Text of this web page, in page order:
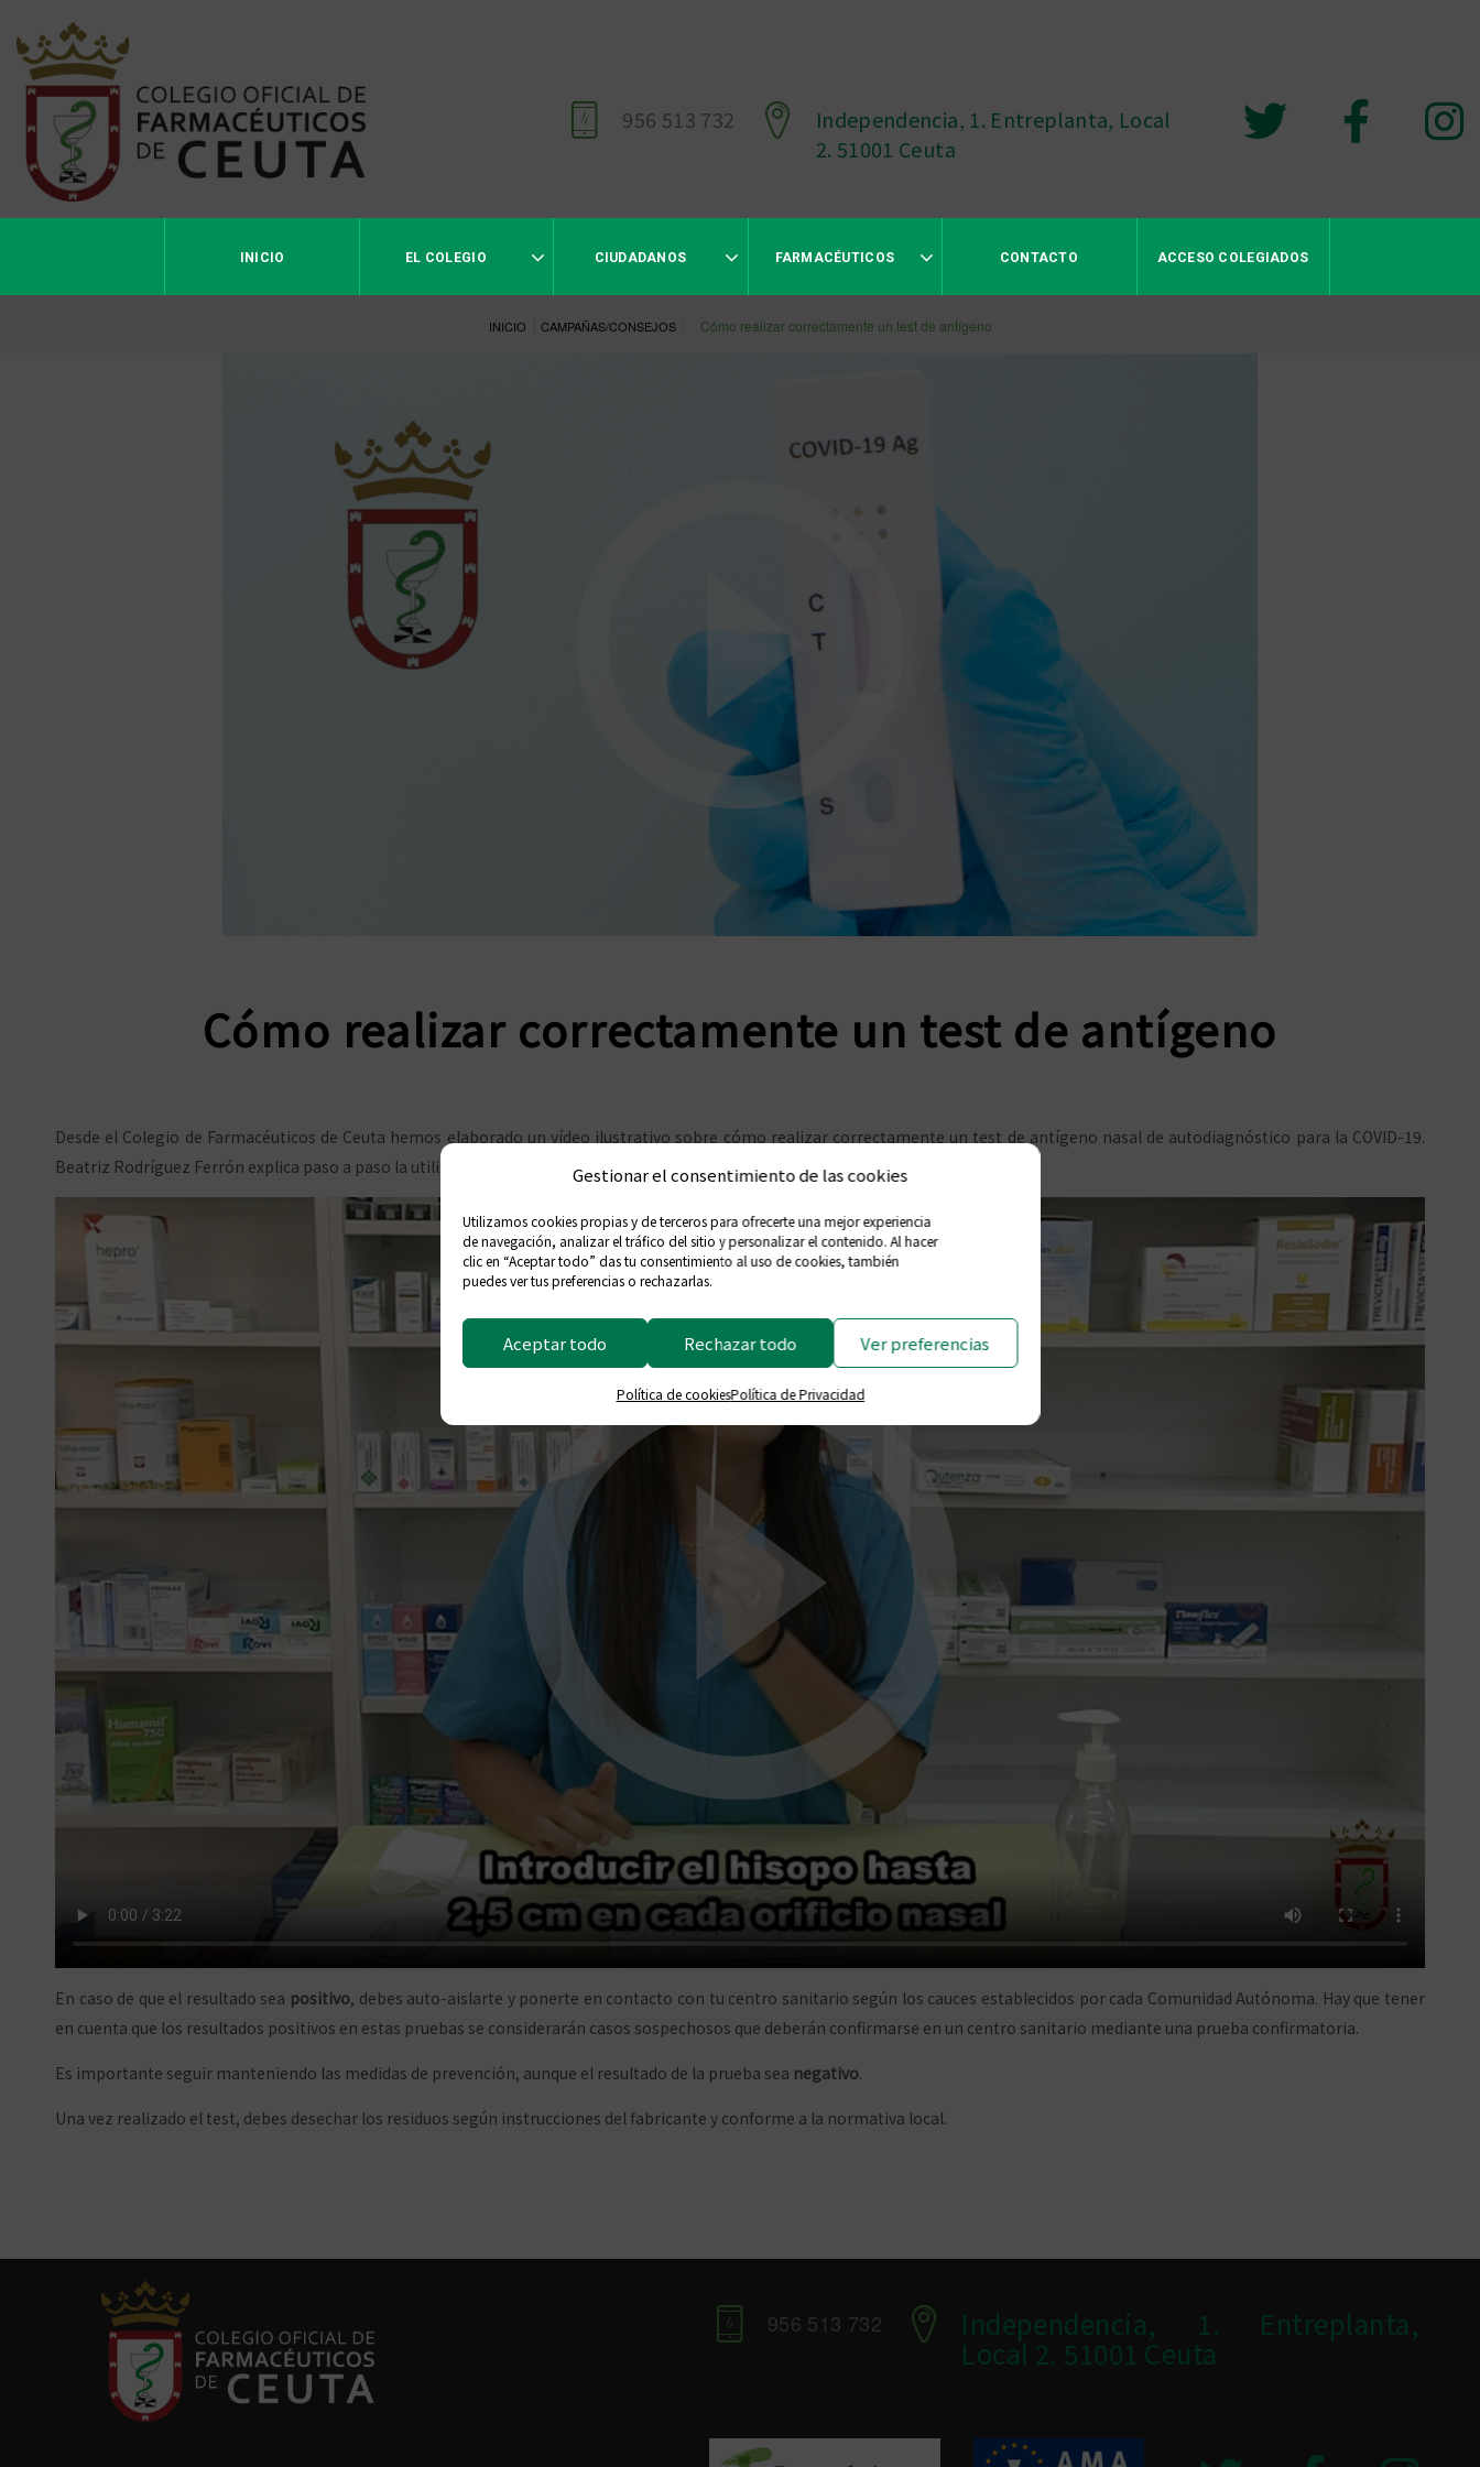
Gestionar el consentimiento de las cookies
Utilizamos cookies propias y de terceros para ofrecerte una mejor experiencia
de navegación, analizar el tráfico del sitio y personalizar el contenido. Al hacer
clic en “Aceptar todo” das tu consentimiento al uso de cookies, también
puedes ver tus preferencias o rechazarlas.
Aceptar todo Rechazar todo Ver preferencias
Política de cookiesPolítica de Privacidad
956 513 732
Independencia, 1. Entreplanta, Local
2. 51001 Ceuta
INICIO EL COLEGIO CIUDADANOS FARMACÉUTICOS CONTACTO ACCESO COLEGIADOS
INICIO CAMPAÑAS/CONSEJOS Cómo realizar correctamente un test de antígeno
Cómo realizar correctamente un test de antígeno
Desde el Colegio de Farmacéuticos de Ceuta hemos elaborado un vídeo ilustrativo sobre cómo realizar correctamente un test de antígeno nasal de autodiagnóstico para la COVID-19.
Beatriz Rodríguez Ferrón explica paso a paso la utilización adecuada de estos test.
En caso de que el resultado sea positivo, debes auto-aislarte y ponerte en contacto con tu centro sanitario según los cauces establecidos por cada Comunidad Autónoma. Hay que tener
en cuenta que los resultados positivos en estas pruebas se considerarán casos sospechosos que deberán confirmarse en un centro sanitario mediante una prueba confirmatoria.
Es importante seguir manteniendo las medidas de prevención, aunque el resultado de la prueba sea negativo.
Una vez realizado el test, debes desechar los residuos según instrucciones del fabricante y conforme a la normativa local.
956 513 732 Independencia, 1. Entreplanta,
Local 2. 51001 Ceuta